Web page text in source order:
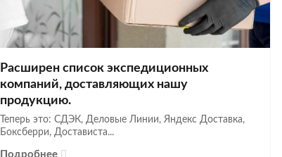
Расширен список экспедиционных
компаний, доставляющих нашу
продукцию.
Теперь это: СДЭК, Деловые Линии, Яндекс Доставка,
Боксберри, Достависта...
Подробнее